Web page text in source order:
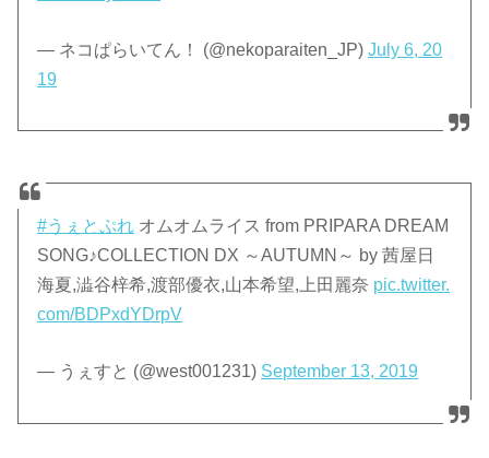
— ネコぱらいてん！ (@nekoparaiten_JP)July 6, 20
19
#うぇとぷれ オムオムライス from PRIPARA DREAM
SONG♪COLLECTION DX ～AUTUMN～ by 茜屋日
海夏,澁谷梓希,渡部優衣,山本希望,上田麗奈 pic.twitter.
com/BDPxdYDrpV
— うぇすと (@west001231) September 13, 2019